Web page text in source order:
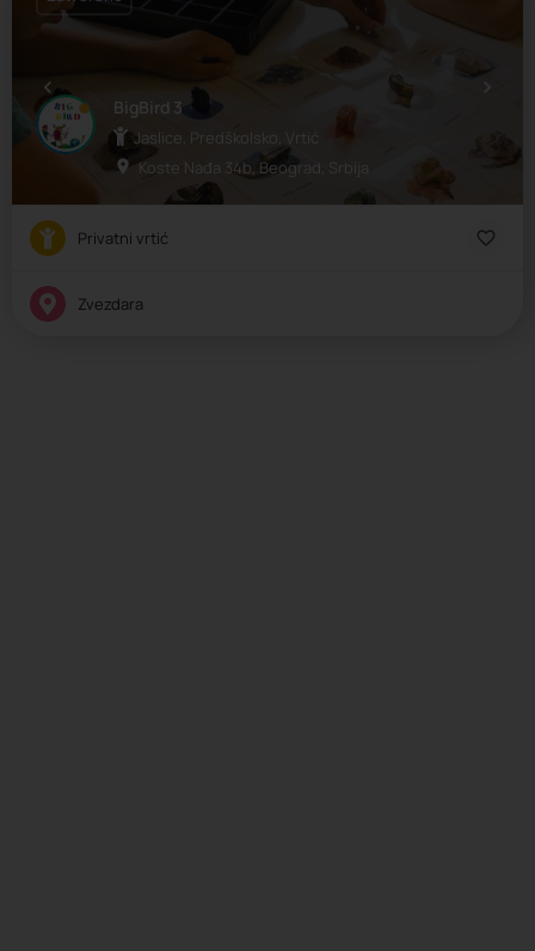
BigBird 3
Jaslice, Predškolsko, Vrtić
Koste Nađa 34b, Beograd, Srbija
Privatni vrtić
Zvezdara